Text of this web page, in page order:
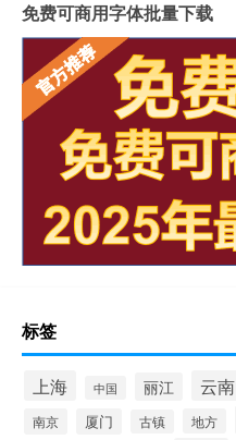
免费可商用字体批量下载
标签
上海 中国 丽江 云南
南京 厦门 古镇 地方